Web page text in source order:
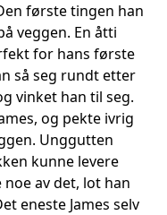
første tingen han
veggen. En åtti
for hans første
så seg rundt etter
vinket han til seg.
og pekte ivrig
Unggutten
kunne levere
noe av det, lot han
eneste James selv